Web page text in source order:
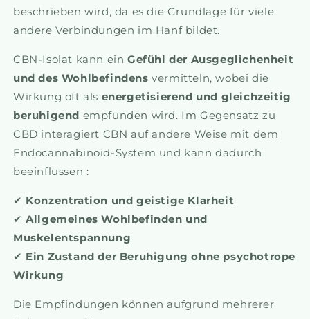
beschrieben wird, da es die Grundlage für viele
andere Verbindungen im Hanf bildet.
CBN-Isolat kann ein Gefühl der Ausgeglichenheit
und des Wohlbefindens vermitteln, wobei die
Wirkung oft als energetisierend und gleichzeitig
beruhigend empfunden wird. Im Gegensatz zu
CBD interagiert CBN auf andere Weise mit dem
Endocannabinoid-System und kann dadurch
beeinflussen :
✔ Konzentration und geistige Klarheit
✔Allgemeines Wohlbefinden und
Muskelentspannung
✔ Ein Zustand der Beruhigung ohne psychotrope
Wirkung
Die Empfindungen können aufgrund mehrerer